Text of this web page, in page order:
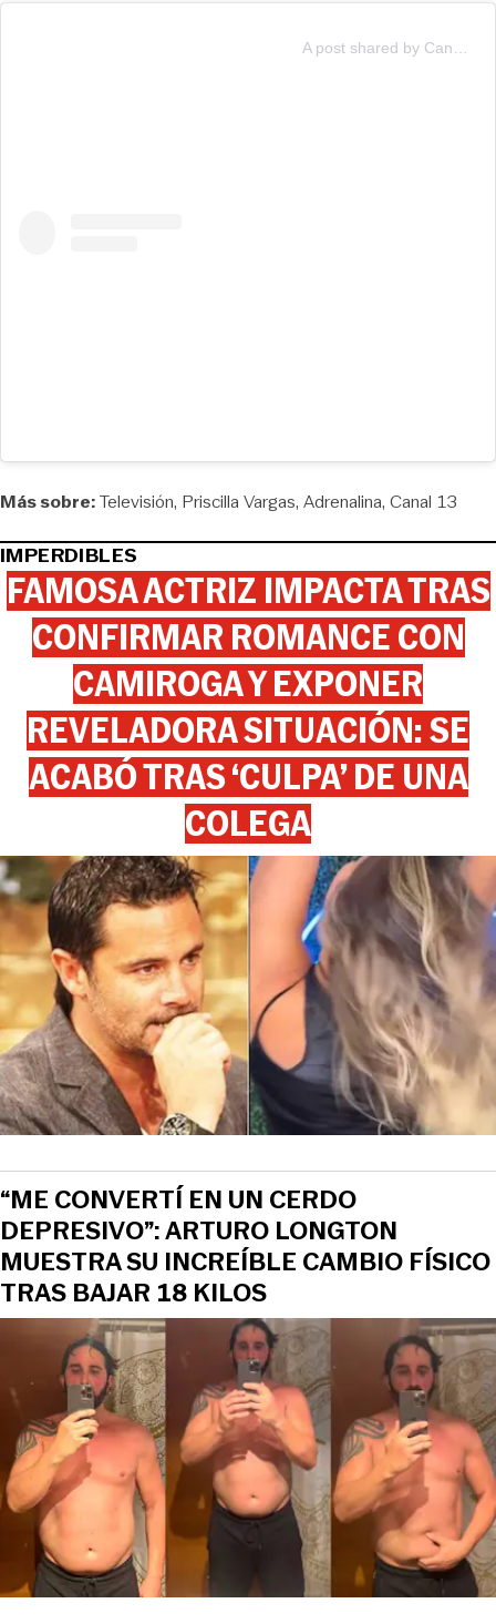
View this post on Instagram
Más sobre:Televisión Priscilla Vargas Adrenalina Canal 13
IMPERDIBLES
FAMOSA ACTRIZ IMPACTA TRAS
CONFIRMAR ROMANCE CON
CAMIROGA Y EXPONER
REVELADORA SITUACIÓN: SE
ACABÓ TRAS ‘CULPA’ DE UNA
COLEGA
“ME CONVERTÍ EN UN CERDO
DEPRESIVO”: ARTURO LONGTON
MUESTRA SU INCREÍBLE CAMBIO FÍSICO
TRAS BAJAR 18 KILOS